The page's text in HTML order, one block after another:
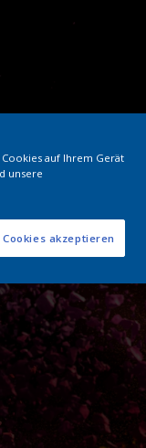
-
auf Ihrem Gerät
unsere
akzeptieren